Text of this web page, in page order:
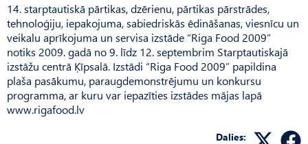
14. starptautiskā pārtikas, dzērienu, pārtikas pārstrādes,
tehnoloģiju, iepakojuma, sabiedriskās ēdināšanas, viesnīcu un
veikalu aprīkojuma un servisa izstāde “Riga Food 2009”
notiks 2009. gadā no 9. līdz 12. septembrim Starptautiskajā
izstāžu centrā Ķīpsalā. Izstādi “Riga Food 2009” papildina
plaša pasākumu, paraugdemonstrējumu un konkursu
programma, ar kuru var iepazīties izstādes mājas lapā
www.rigafood.lv
Dalies: